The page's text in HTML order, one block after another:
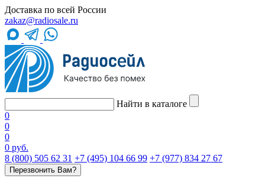
Доставка по всей России
zakaz@radiosale.ru
Найти в каталоге
0
0
0
0 руб.
8 (800) 505 62 31 +7 (495) 104 66 99 +7 (977) 834 27 67
Перезвонить Вам?